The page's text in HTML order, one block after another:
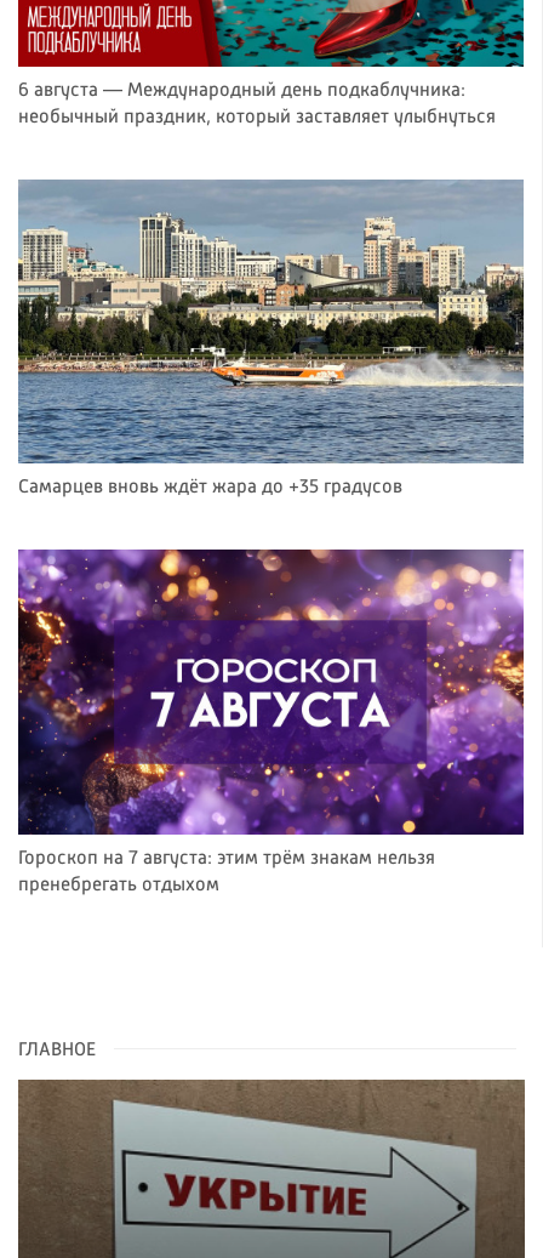
6 августа — Международный день подкаблучника:
необычный праздник, который заставляет улыбнуться
Самарцев вновь ждёт жара до +35 градусов
Гороскоп на 7 августа: этим трём знакам нельзя
пренебрегать отдыхом
ГЛАВНОЕ